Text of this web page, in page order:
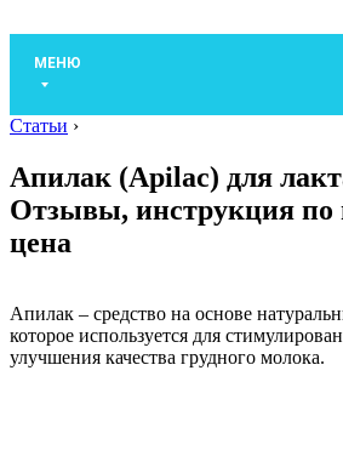
МЕНЮ
Статьи ›
Апилак (Apilac) для
Отзывы, инструкция по
цена
Апилак – средство на основе
которое используется для
улучшения качества грудного молока.